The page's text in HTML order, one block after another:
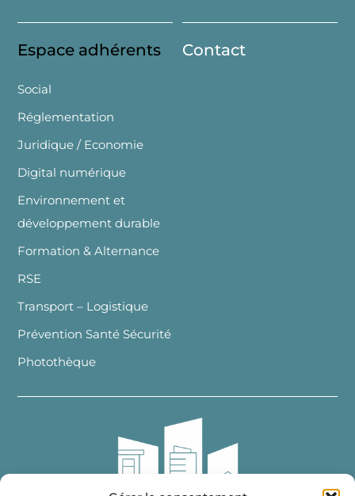
Espace adhérents
Social
Réglementation
Juridique / Economie
Digital numérique
Environnement et
développement durable
Formation & Alternance
RSE
Transport – Logistique
Prévention Santé Sécurité
Photothèque
Contact